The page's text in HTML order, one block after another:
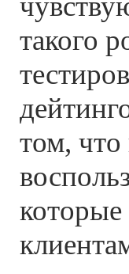
такого
том, что